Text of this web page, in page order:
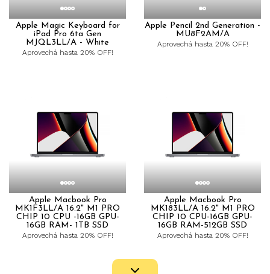
Apple Magic Keyboard for
iPad Pro 6ta Gen
MJQL3LL/A - White
Aprovechá hasta 20% OFF!
Apple Pencil 2nd Generation -
MU8F2AM/A
Aprovechá hasta 20% OFF!
Apple Macbook Pro
MK1F3LL/A 16.2" M1 PRO
CHIP 10 CPU -16GB GPU-
16GB RAM- 1TB SSD
Aprovechá hasta 20% OFF!
Apple Macbook Pro
MK183LL/A 16.2" M1 PRO
CHIP 10 CPU-16GB GPU-
16GB RAM-512GB SSD
Aprovechá hasta 20% OFF!